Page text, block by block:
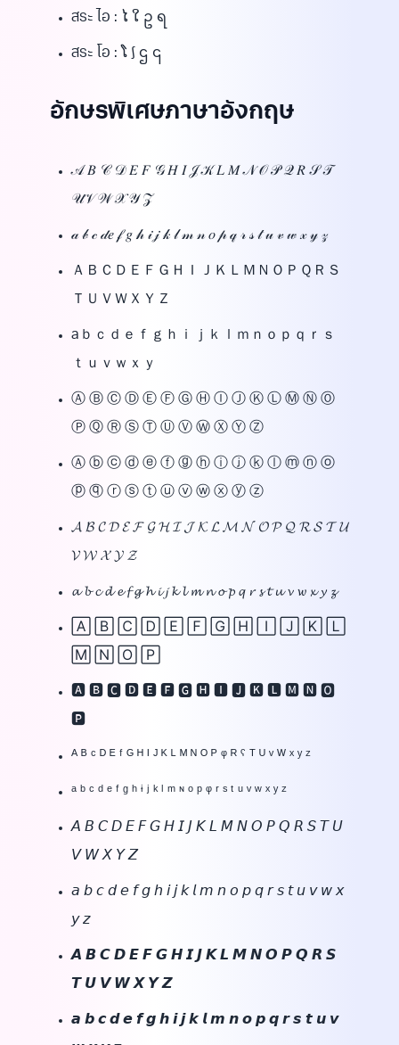
สระ ไอ : ໄ ໃ ဥ ရ
สระ โอ : ໂ ∫ ဌ ၎
อักษรพิเศษภาษาอังกฤษ
𝒜 𝐵 𝒞 𝒟 𝐸 𝐹 𝒢 𝐻 𝐼 𝒥 𝒦 𝐿 𝑀 𝒩 𝒪 𝒫 𝒬 𝑅 𝒮 𝒯
𝒰𝒱 𝒲 𝒳 𝒴 𝒵
𝒶 𝒷 𝒸 𝒹𝑒 𝒻 𝑔 𝒽 𝒾 𝒿 𝓀 𝓁 𝓂 𝓃 𝑜 𝓅 𝓆 𝓇 𝓈 𝓉 𝓊 𝓋 𝓌 𝓍 𝓎 𝓏
ＡＢＣＤＥＦＧＨＩＪＫＬＭＮＯＰＱＲＳ
ＴＵＶＷＸＹＺ
aｂｃｄｅｆｇｈｉｊｋｌｍｎｏｐｑｒｓ
ｔｕｖｗｘｙ
Ⓐ Ⓑ Ⓒ Ⓓ Ⓔ Ⓕ Ⓖ Ⓗ Ⓘ Ⓙ Ⓚ Ⓛ Ⓜ Ⓝ Ⓞ
Ⓟ Ⓠ Ⓡ Ⓢ Ⓣ Ⓤ Ⓥ Ⓦ Ⓧ Ⓨ Ⓩ
Ⓐ ⓑ ⓒ ⓓ ⓔ ⓕ ⓖ ⓗ ⓘ ⓙ ⓚ ⓛ ⓜ ⓝ ⓞ
ⓟ ⓠ ⓡ ⓢ ⓣ ⓤ ⓥ ⓦ ⓧ ⓨ ⓩ
𝓐 𝓑 𝓒 𝓓 𝓔 𝓕 𝓖 𝓗 𝓘 𝓙 𝓚 𝓛 𝓜 𝓝 𝓞 𝓟 𝓠 𝓡 𝓢 𝓣 𝓤
𝓥 𝓦 𝓧 𝓨 𝓩
𝓪 𝓫 𝓬 𝓭 𝓮 𝓯 𝓰 𝓱 𝓲 𝓳 𝓴 𝓵 𝓶 𝓷 𝓸 𝓹 𝓺 𝓻 𝓼 𝓽 𝓾 𝓿 𝔀 𝔁 𝔂 𝔃
🄰 🄱 🄲 🄳 🄴 🄵 🄶 🄷 🄸 🄹 🄺 🄻
🄼 🄽 🄾 🄿
🅰 🅱 🅲 🅳 🅴 🅵 🅶 🅷 🅸 🅹 🅺 🅻 🅼 🅽 🅾
🅿
ᴬ ᴮ ᶜ ᴰ ᴱ ᶠ ᴳ ᴴ ᴵ ᴶ ᴷ ᴸ ᴹ ᴺ ᴼ ᴾ ᵠ ᴿ ˁ ᵀ ᵁ ᵛ ᵂ ˣ ʸ ᶻ
ᵃ ᵇ ᶜ ᵈ ᵉ ᶠ ᵍ ʰ ᶤ ʲ ᵏ ˡ ᵐ ᶰ ᵒ ᵖ ᵠ ʳ ˢ ᵗ ᵘ ᵛ ʷ ˣ ʸ ᶻ
𝘈 𝘉 𝘊 𝘋 𝘌 𝘍 𝘎 𝘏 𝘐 𝘑 𝘒 𝘓 𝘔 𝘕 𝘖 𝘗 𝘘 𝘙 𝘚 𝘛 𝘜
𝘝 𝘞 𝘟 𝘠 𝘡
𝘢 𝘣 𝘤 𝘥 𝘦 𝘧 𝘨 𝘩 𝘪 𝘫 𝘬 𝘭 𝘮 𝘯 𝘰 𝘱 𝘲 𝘳 𝘴 𝘵 𝘶 𝘷 𝘸 𝘹
𝘺 𝘻
𝘼 𝘽 𝘾 𝘿 𝙀 𝙁 𝙂 𝙃 𝙄 𝙅 𝙆 𝙇 𝙈 𝙉 𝙊 𝙋 𝙌 𝙍 𝙎
𝙏 𝙐 𝙑 𝙒 𝙓 𝙔 𝙕
𝙖 𝙗 𝙘 𝙙 𝙚 𝙛 𝙜 𝙝 𝙞 𝙟 𝙠 𝙡 𝙢 𝙣 𝙤 𝙥 𝙦 𝙧 𝙨 𝙩 𝙪 𝙫